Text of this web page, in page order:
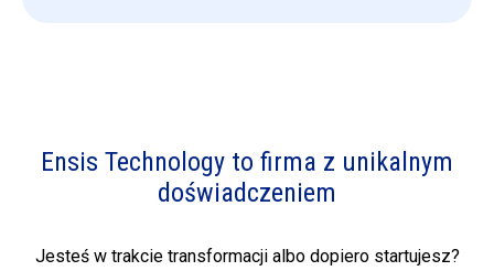
Ensis Technology to firma z unikalnym
doświadczeniem
Jesteś w trakcie transformacji albo dopiero startujesz?